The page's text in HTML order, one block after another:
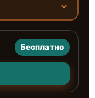
Бесплатно